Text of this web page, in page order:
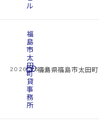
ル
2026.08.08
cottage
福
島
市
太
田
町
貸
事
務
所
location_on福島県福島市太田町